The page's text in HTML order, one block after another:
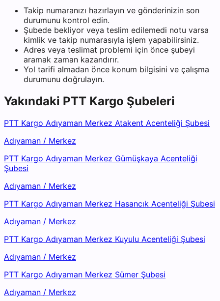
Takip numaranızı hazırlayın ve gönderinizin son
durumunu kontrol edin.
Şubede bekliyor veya teslim edilemedi notu varsa
kimlik ve takip numarasıyla işlem yapabilirsiniz.
Adres veya teslimat problemi için önce şubeyi
aramak zaman kazandırır.
Yol tarifi almadan önce konum bilgisini ve çalışma
durumunu doğrulayın.
Yakındaki PTT Kargo Şubeleri
PTT Kargo Adıyaman Merkez Atakent Acenteliği Şubesi
Adıyaman / Merkez
PTT Kargo Adıyaman Merkez Gümüşkaya Acenteliği
Şubesi
Adıyaman / Merkez
PTT Kargo Adıyaman Merkez Hasancık Acenteliği Şubesi
Adıyaman / Merkez
PTT Kargo Adıyaman Merkez Kuyulu Acenteliği Şubesi
Adıyaman / Merkez
PTT Kargo Adıyaman Merkez Sümer Şubesi
Adıyaman / Merkez